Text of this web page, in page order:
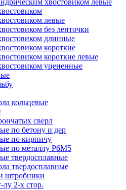
хвостовиком левые
левые
без ленточки
длинные
короткие
короткие левые
уцененные
кольцевые
сверл
по бетону и дер
по кирпичу
по металлу Р6М5
твердосплавные
твердосплавные
штробники
лу 2-х стор.